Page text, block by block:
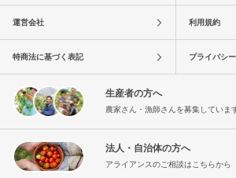
運営会社 利用規約
特商法に基づく表記 プライバシ
生産者の方へ
農家さん・漁師さんを募集していま
法人・自治体の方へ
アライアンスのご相談はこちらから